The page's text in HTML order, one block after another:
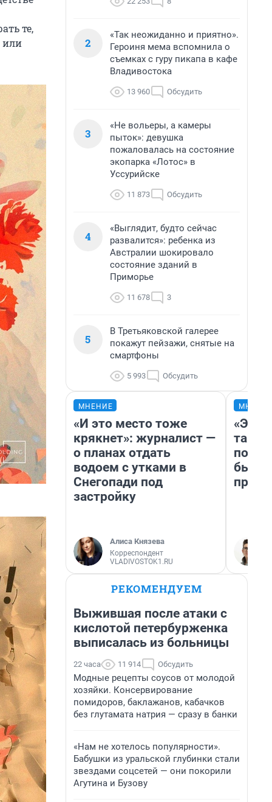
те,
или
2
«Так неожиданно и приятно».
Героиня мема вспомнила о
съемках с гуру пикапа в кафе
Владивостока
13 960 Обсудить
3
«Не вольеры, а камеры
пыток»: девушка
пожаловалась на состояние
экопарка «Лотос» в
Уссурийске
11 873 Обсудить
4
«Выглядит, будто сейчас
развалится»: ребенка из
Австралии шокировало
состояние зданий в
Приморье
11 678 3
5
В Третьяковской галерее
покажут пейзажи, снятые на
смартфоны
5 993 Обсудить
МНЕНИЕ
«И это место тоже
крякнет»: журналист —
о планах отдать
водоем с утками в
Снегопади под
застройку
Алиса Князева
Корреспондент
VLADIVOSTOK1.RU
«Это
так
был
РЕКОМЕНДУЕМ
Выжившая после атаки с
кислотой петербурженка
выписалась из больницы
22 часа 11 914 Обсудить
Модные рецепты соусов от молодой
хозяйки. Консервирование
помидоров, баклажанов, кабачков
без глутамата натрия — сразу в банки
«Нам не хотелось популярности».
Бабушки из уральской глубинки стали
звездами соцсетей — они покорили
Агутина и Бузову